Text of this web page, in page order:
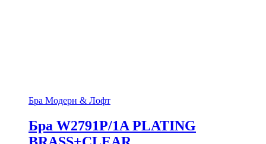
Бра Модерн & Лофт
Бра W2791P/1A PLATING